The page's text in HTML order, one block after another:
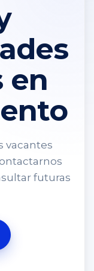
en
vacantes
futuras